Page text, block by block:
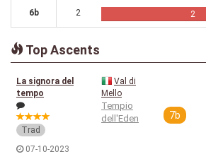
6b 2 2
Top Ascents
La signora del
tempo
Trad
07-10-2023
Val di
Mello
Tempio
dell'Eden
7b